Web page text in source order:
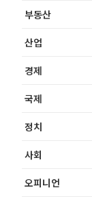
부동산
산업
경제
국제
정치
사회
오피니언